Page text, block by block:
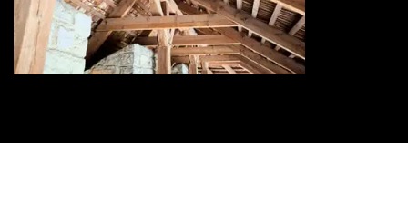
Traitement de charpente 73
Savoie